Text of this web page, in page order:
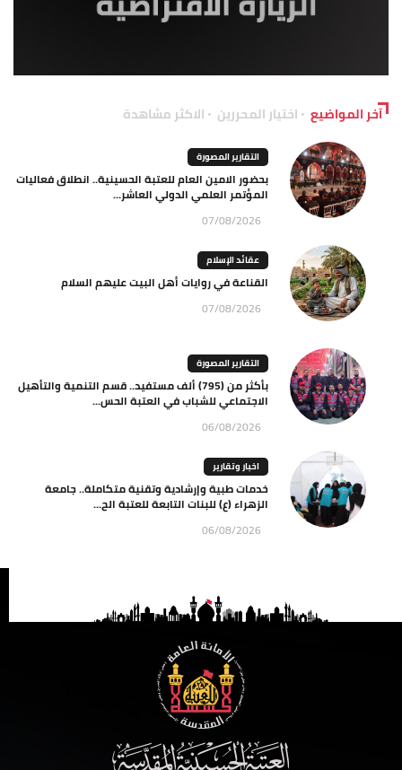
آخر المواضيع اختيار المحررين الاكثر مشاهدة
التقارير المصورة
بحضور الامين العام للعتبة الحسينية.. انطلاق فعاليات
المؤتمر العلمي الدولي العاشر...
07/08/2026
عقائد الإسلام
القناعة في روايات أهل البيت عليهم السلام
07/08/2026
التقارير المصورة
بأكثر من (795) ألف مستفيد.. قسم التنمية والتأهيل
الاجتماعي للشباب في العتبة الحس...
06/08/2026
اخبار وتقارير
خدمات طبية وإرشادية وتقنية متكاملة.. جامعة
الزهراء (ع) للبنات التابعة للعتبة الح...
06/08/2026